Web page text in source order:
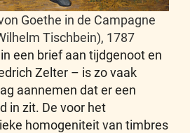
Goethe in de Campagne
Tischbein), 1787
een brief aan tijdgenoot en
Zelter – is zo vaak
aannemen dat er een
in zit. De voor het
homogeniteit van timbres